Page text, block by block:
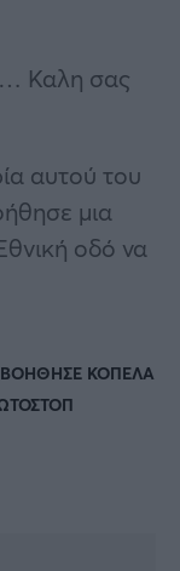
Καλη σας
αυτού του
μια
οδό να
ΒΟΗΘΗΣΕ ΚΟΠΕΛΑ